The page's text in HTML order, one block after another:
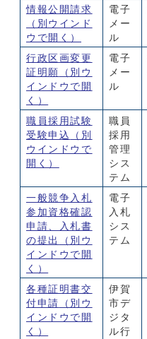
情報公開請求
（別ウインド
ウで開く）
電子
メー
ル
行政区画変更
証明願
（別ウ
インドウで開
く）
電子
メー
ル
職員採用試験
受験申込
（別
ウインドウで
開く）
職員
採用
管理
シス
テム
一般競争入札
参加資格確認
申請、入札書
の提出
（別ウ
インドウで開
く）
電子
入札
シス
テム
各種証明書交
付申請
（別ウ
インドウで開
く）
伊賀
市デ
ジタ
ル行